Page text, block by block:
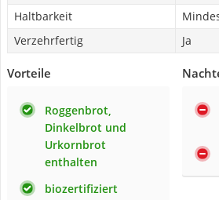
Haltbarkeit
Verzehrfertig
Ja
Vorteile
Roggenbrot,
Dinkelbrot und
Urkornbrot
enthalten
biozertifiziert